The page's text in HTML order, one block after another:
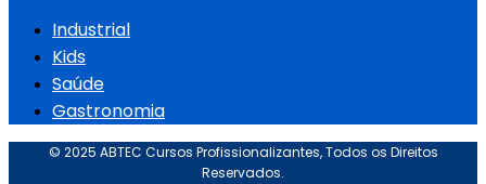
Industrial
Kids
Saúde
Gastronomia
© 2025 ABTEC Cursos Profissionalizantes, Todos os Direitos
Reservados.